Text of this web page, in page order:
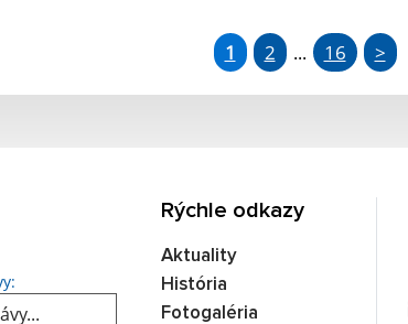
1 2 ... 16 >
Text vašej správy...
Rýchle odkazy
Aktuality
História
Fotogaléria